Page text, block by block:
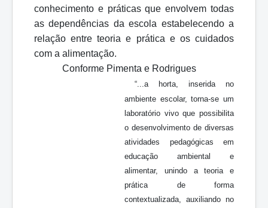
conhecimento e práticas que envolvem todas
as dependências da escola estabelecendo a
relação entre teoria e prática e os cuidados
com a alimentação.
Conforme Pimenta e Rodrigues
“...a horta, inserida no
ambiente escolar, torna-se um
laboratório vivo que possibilita
o desenvolvimento de diversas
atividades pedagógicas em
educação ambiental e
alimentar, unindo a teoria e
prática de forma
contextualizada, auxiliando no